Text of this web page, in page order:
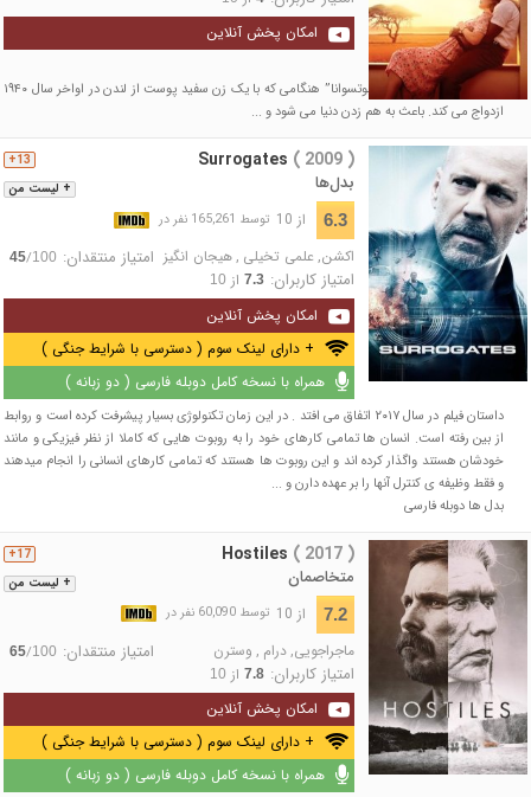
امکان پخش آنلاین
شاهزاده ی سرتسه “خاما بوتسوانا” هنگامی که با یک زن سفید پوست از لندن در اواخر سال ۱۹۴۰
ازدواج می کند. باعث به هم زدن دنیا می شود و ...
+ لیست من
13+ Surrogates ( 2009 )
بدل‌ها
6.3 از 10 توسط 165,261 نفر در
اکشن,علمی تخیلی ,هیجان انگیز امتیاز منتقدان: 45/100
امتیاز کاربران: 7.3از 10
امکان پخش آنلاین
+ دارای لینک سوم ( دسترسی با شرایط جنگی )
همراه با نسخه کامل دوبله فارسی ( دو زبانه )
داستان فیلم در سال ۲۰۱۷ اتفاق می افتد . در این زمان تکنولوژی بسیار پیشرفت کرده است و روابط
از بین رفته است. انسان ها تمامی کارهای خود را به روبوت هایی که کاملا از نظر فیزیکی و مانند
خودشان هستند واگذار کرده اند و این روبوت ها هستند که تمامی کارهای انسانی را انجام میدهند
و فقط وظیفه ی کنترل آنها را بر عهده دارن و ...
بدل ها دوبله فارسی
+ لیست من
17+ Hostiles ( 2017 )
متخاصمان
7.2 از 10 توسط 60,090 نفر در
ماجراجویی, درام , وسترن امتیاز منتقدان: 65/100
امتیاز کاربران: 7.8از 10
امکان پخش آنلاین
+ دارای لینک سوم ( دسترسی با شرایط جنگی )
همراه با نسخه کامل دوبله فارسی ( دو زبانه )